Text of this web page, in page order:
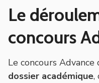
Le
concours
Le concours
dossier académique,